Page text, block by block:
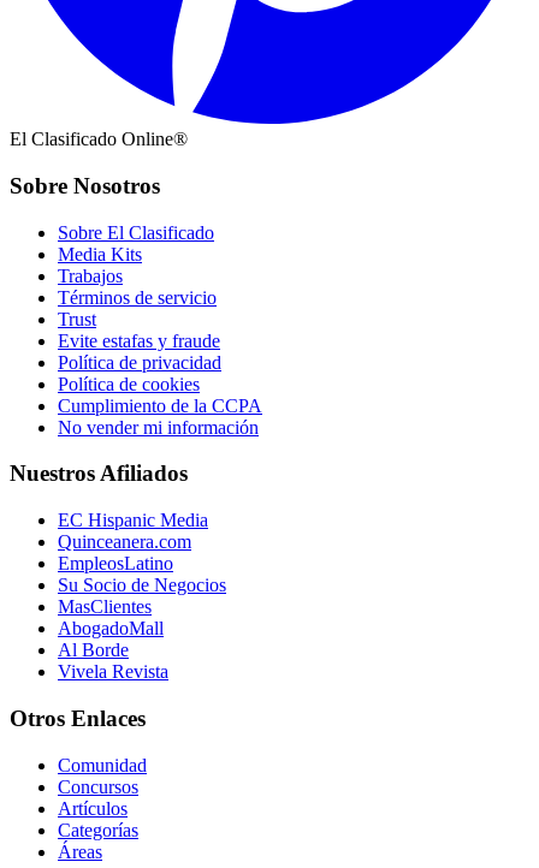
El Clasificado Online®
Sobre Nosotros
Sobre El Clasificado
Media Kits
Trabajos
Términos de servicio
Trust
Evite estafas y fraude
Política de privacidad
Política de cookies
Cumplimiento de la CCPA
No vender mi información
Nuestros Afiliados
EC Hispanic Media
Quinceanera.com
EmpleosLatino
Su Socio de Negocios
MasClientes
AbogadoMall
Al Borde
Vivela Revista
Otros Enlaces
Comunidad
Concursos
Artículos
Categorías
Áreas